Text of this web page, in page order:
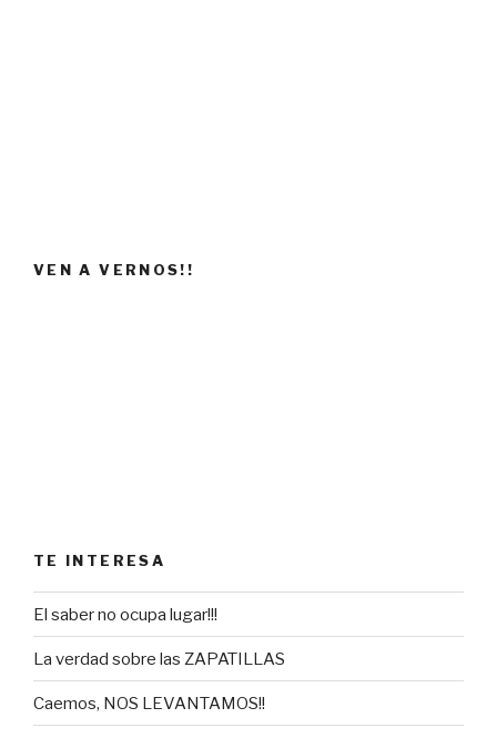
VEN A VERNOS!!
TE INTERESA
El saber no ocupa lugar!!!
La verdad sobre las ZAPATILLAS
Caemos, NOS LEVANTAMOS!!